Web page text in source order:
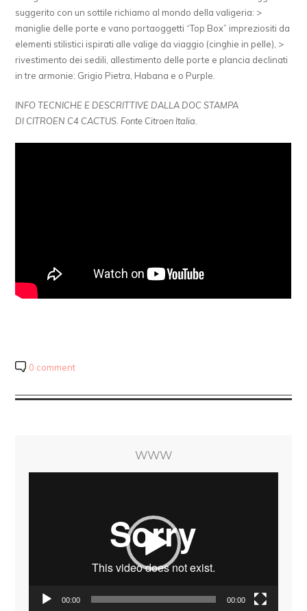
suggerito con un sottile richiamo al mondo della valigeria: >
maniglie delle porte e vano portaoggetti “Top Box” impreziositi da
elementi stilistici ispirati alle valige da viaggio (cinghie in pelle), >
rivestimento dei sedili, allestimento delle porte e plancia declinati
in tre armonie: Grigio Pietra, Habana e o Purple.
INFO TECNICHE E DESCRITTIVE DALLA DOC STAMPA
DI CITROEN C4 CACTUS. Fonte Citroen Italia.
0 comment
WWW
00:00 00:00